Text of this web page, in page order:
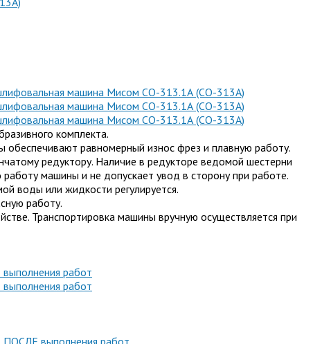
комплекта.
равномерный износ фрез и плавную работу.
редуктору. Наличие в редукторе ведомой шестерни
машины и не допускает увод в сторону при работе.
воды или жидкости регулируется.
работу.
Транспортировка машины вручную осуществляется при